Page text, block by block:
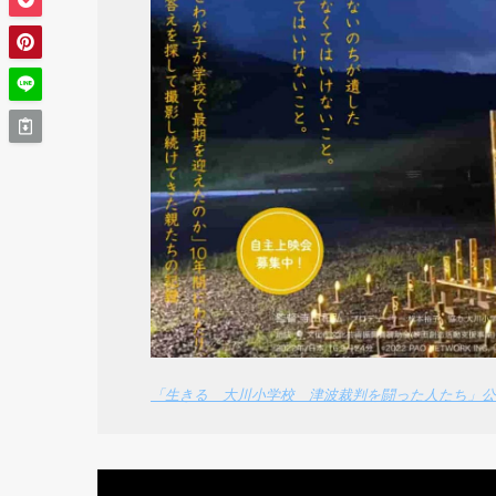
「生きる 大川小学校 津波裁判を闘った人たち」